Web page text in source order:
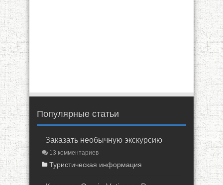
Популярные статьи
Заказать необычную экскурсию
13 комментариев
Туристическая информация